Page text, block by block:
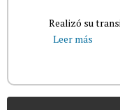
Realizó su
Leer más